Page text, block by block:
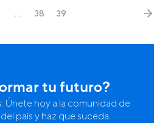
… 38 39
tu futuro?
Únete hoy a la comunidad de
país y haz que suceda.